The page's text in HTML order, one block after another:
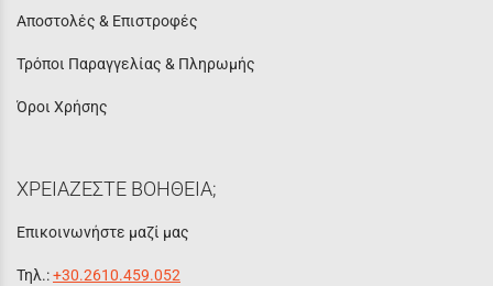
Αποστολές & Επιστροφές
Τρόποι Παραγγελίας & Πληρωμής
Όροι Χρήσης
ΧΡΕΙΑΖΕΣΤΕ ΒΟΗΘΕΙΑ;
Επικοινωνήστε μαζί μας
Τηλ.:+30.2610.459.052